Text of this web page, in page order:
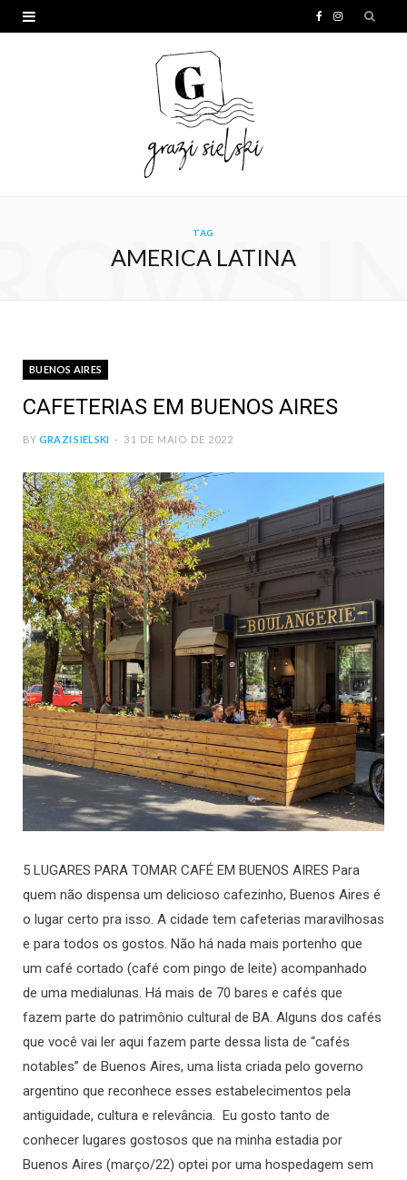
I
TAG
AMERICA LATINA
BUENOS AIRES
CAFETERIAS EM BUENOS AIRES
BY GRAZI SIELSKI 31 DE MAIO DE 2022
5 LUGARES PARA TOMAR CAFÉ EM BUENOS AIRES Para
quem não dispensa um delicioso cafezinho, Buenos Aires é
o lugar certo pra isso. A cidade tem cafeterias maravilhosas
e para todos os gostos. Não há nada mais portenho que
um café cortado (café com pingo de leite) acompanhado
de uma medialunas. Há mais de 70 bares e cafés que
fazem parte do patrimônio cultural de BA. Alguns dos cafés
que você vai ler aqui fazem parte dessa lista de “cafés
notables” de Buenos Aires, uma lista criada pelo governo
argentino que reconhece esses estabelecimentos pela
antiguidade, cultura e relevância. Eu gosto tanto de
conhecer lugares gostosos que na minha estadia por
Buenos Aires (março/22) optei por uma hospedagem sem